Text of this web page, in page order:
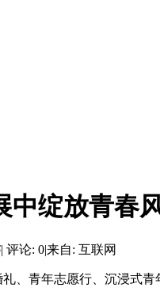
中绽放青春
| 评论: 0|来自: 互联网
青年志愿行、沉浸式青